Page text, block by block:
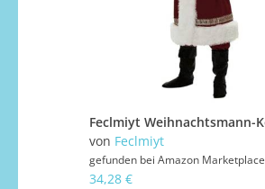
von Feclmiyt
gefunden bei Amazon Marketplace
34,28 €